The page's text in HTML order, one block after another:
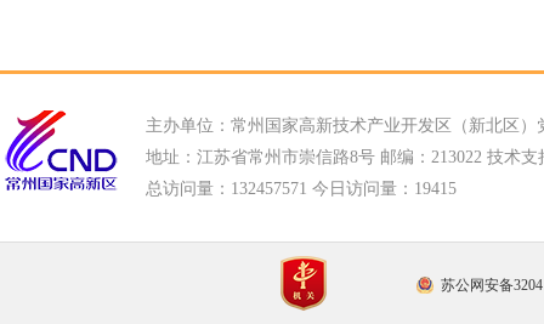
主办单位：常州国家高新技术产业开发区（新北区）
地址：江苏省常州市崇信路8号 邮编：213022 技术支
总访问量： 132457571 今日访问量： 19415
苏公网安备